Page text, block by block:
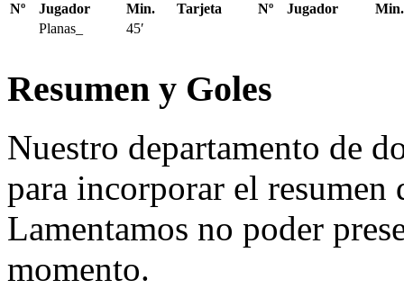
Nº Jugador Min. Tarjeta Nº Jugador
Min.
Planas_
45′
Resumen y Goles
Nuestro departamento de
para incorporar el
Lamentamos no poder
momento.